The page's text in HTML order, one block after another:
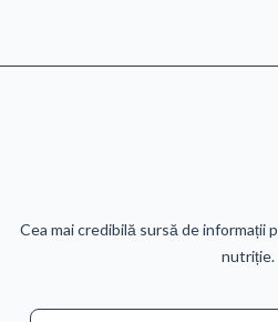
Cea mai credibilă sursă de
nutriție.